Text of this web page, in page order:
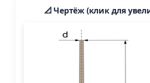
📐 Чертёж (клик для